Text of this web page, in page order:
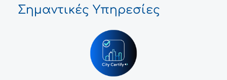
Σημαντικές Υπηρεσίες